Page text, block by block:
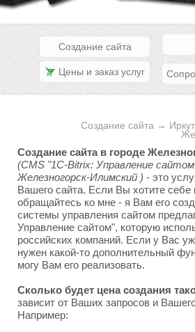
Создание сайта
Цены и заказ услуг
Создание сайта →
Создание сайта в городе
(CMS "1C-Bitrix: Управление
Железногорск-Илимский ) - это
Вашего сайта. Если Вы хотите себе
обращайтесь ко мне - я Вам его
системы управления сайтом
Управление сайтом", которую
российских компаний. Если у Вас
нужен какой-то дополнительный
могу Вам его реализовать.
Сколько будет цена создания
зависит от Ваших запросов и
Например: